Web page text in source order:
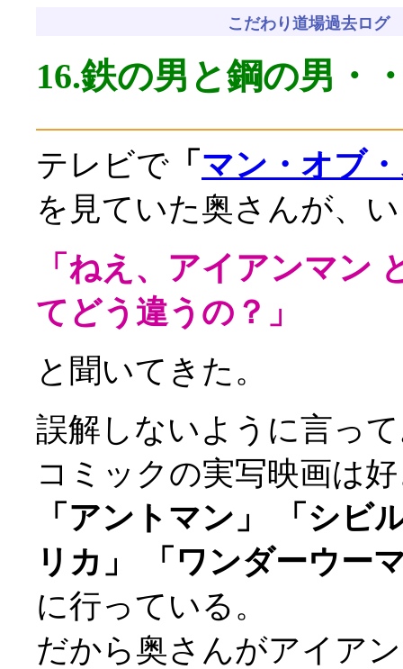
こだわり道場過去ログ
16.鉄の男と鋼の男 ・
テレビで 「 マン・オブ
を見ていた奥さんが、
「ねえ、 アイアンマン
てどう違うの？」
と聞いてきた。
誤解しないように言っ
コミックの実写映画は
「アントマン」 「シビ
リカ」 「ワンダーウー
に行っている。
だから奥さんがアイア